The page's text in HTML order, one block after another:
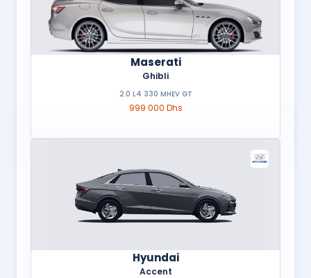
Maserati
Ghibli
2.0 L4 330 MHEV GT
999 000 Dhs
Hyundai
Accent